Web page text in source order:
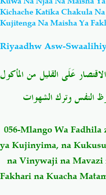
Shirki & Kufru
Akhlaaq-Aadaab
Familia-Jamii
Kichache Katika Chakula
Kujitenga Na Maisha Ya
Riyaadhw Asw-
عَلَى القليل من المأكول
النفس وترك الشهوات
056-Mlango Wa Fadhila
ya Kujinyima, na
na Vinywaji na Mavazi
Fakhari na Kuacha